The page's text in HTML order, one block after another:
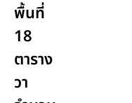
พื้นที่
18
ตาราง
วา